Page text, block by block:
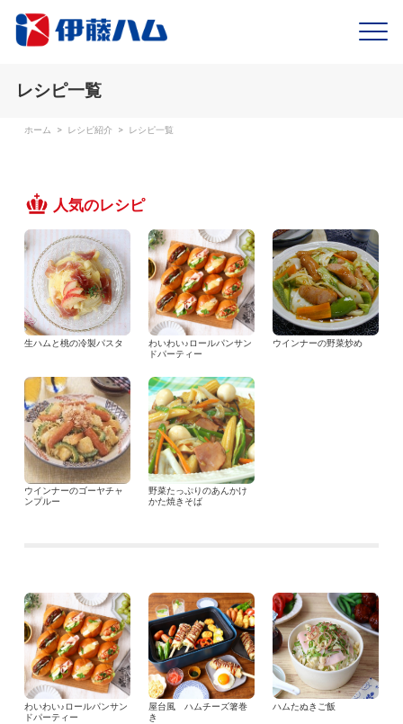
レシピ一覧
ホーム > レシピ紹介 > レシピ一覧
人気のレシピ
生ハムと桃の冷製パスタ
わいわい♪ロールパンサン
ドパーティー
ウインナーの野菜炒め
ウインナーのゴーヤチャ
ンプルー
野菜たっぷりのあんかけ
かた焼きそば
わいわい♪ロールパンサン
ドパーティー
屋台風 ハムチーズ箸巻
き
ハムたぬきご飯